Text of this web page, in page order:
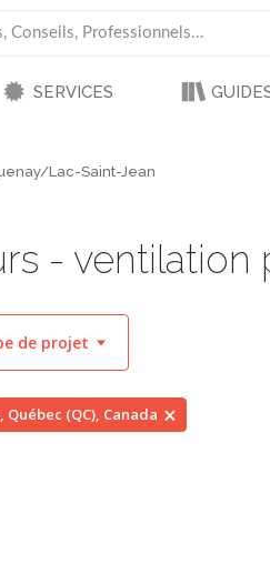
SERVICES
Lac-Saint-Jean
- ventilation
de projet
(QC), Canada